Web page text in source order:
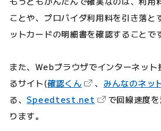
ことや、プロバイダ利用料を引き落と
ットカードの明細書を確認することで
また、Webブラウザでインターネット
るサイト(確認くん（新しいタブで開
、 みんなのネッ
る、 Speedtest.net （新しいタブで
で回線速度
ります。